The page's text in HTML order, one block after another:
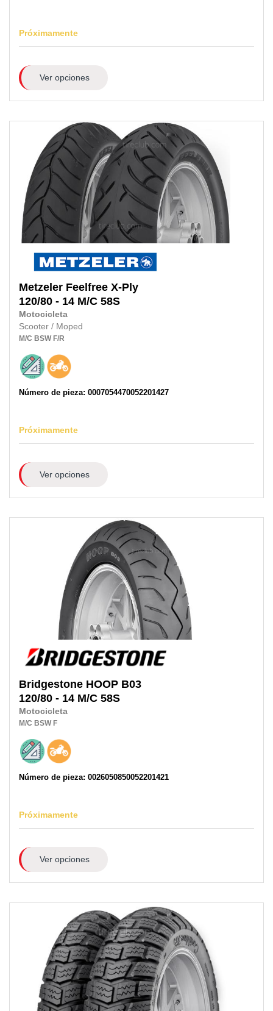
Próximamente
Ver opciones
Metzeler Feelfree X-Ply
120/80 - 14 M/C 58S
Motocicleta
Scooter / Moped
M/C BSW F/R
Número de pieza: 0007054470052201427
Próximamente
Ver opciones
Bridgestone HOOP B03
120/80 - 14 M/C 58S
Motocicleta
M/C BSW F
Número de pieza: 0026050850052201421
Próximamente
Ver opciones